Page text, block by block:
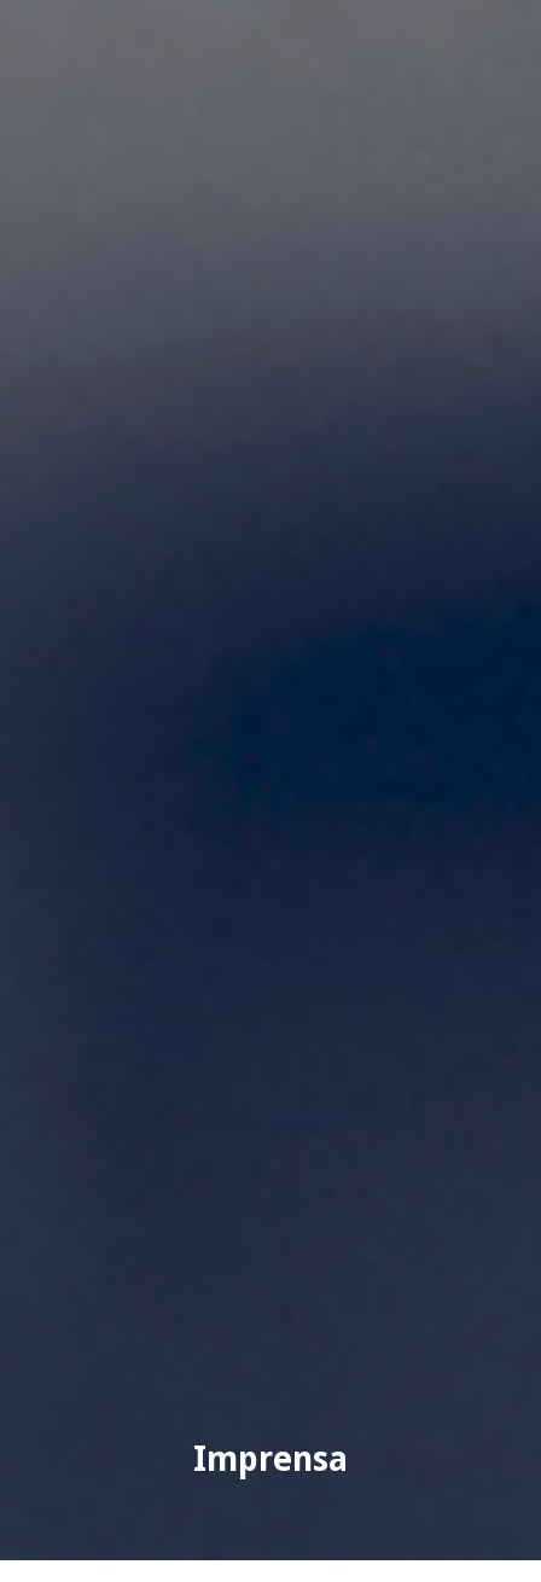
Imprensa